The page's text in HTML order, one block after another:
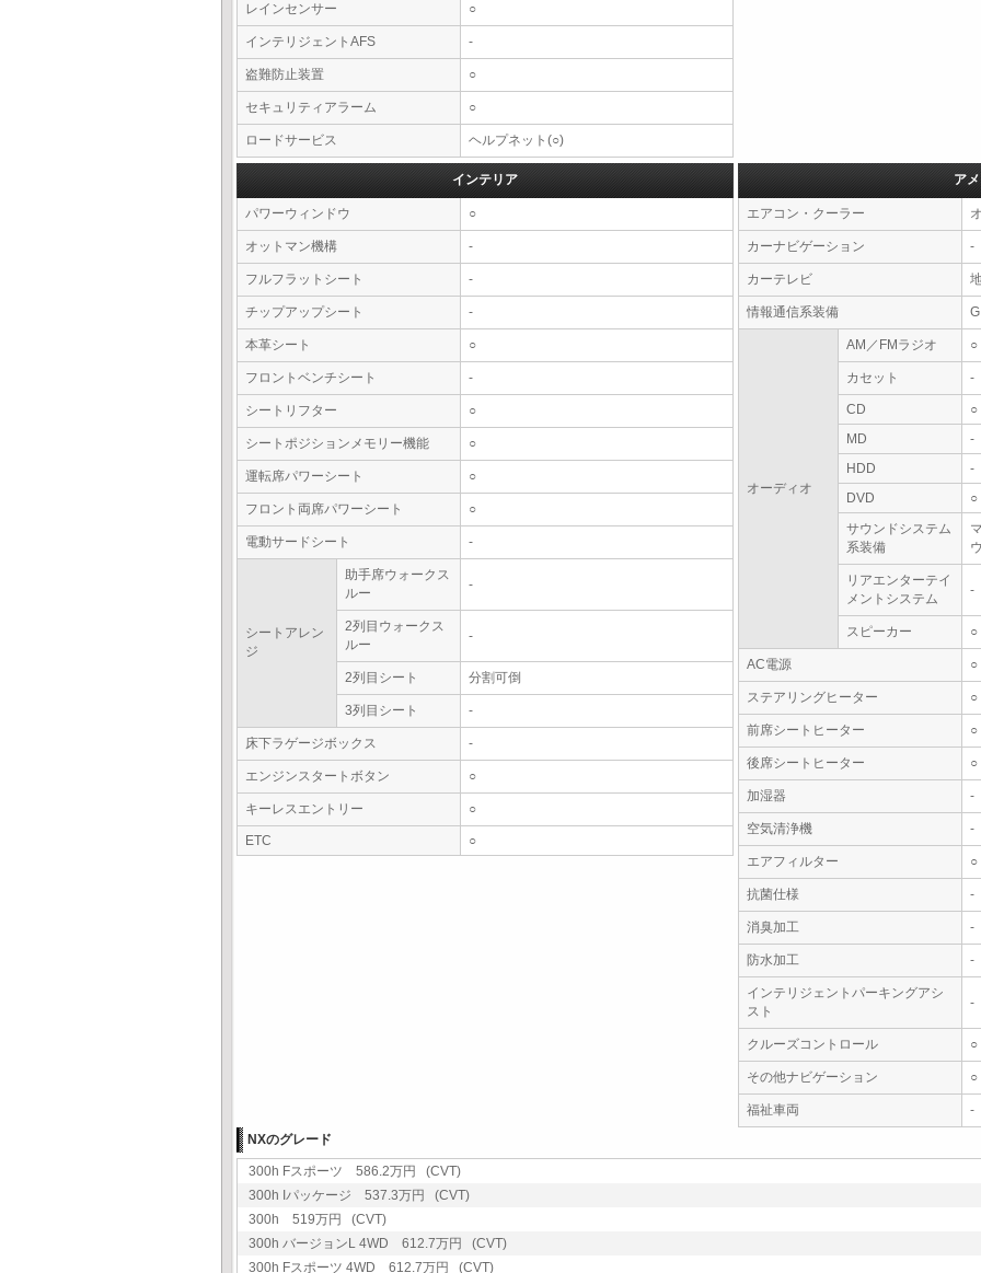
レインセンサー ○
インテリジェントAFS -
盗難防止装置 ○
セキュリティアラーム ○
ロードサービス ヘルプネット(○)
インテリア
パワーウィンドウ ○
オットマン機構 -
フルフラットシート -
チップアップシート -
本革シート ○
フロントベンチシート -
シートリフター ○
シートポジションメモリー機能 ○
運転席パワーシート ○
フロント両席パワーシート ○
電動サードシート -
シートアレン
ジ
助手席ウォークス
ルー
-
2列目ウォークス
ルー
-
2列目シート 分割可倒
3列目シート -
床下ラゲージボックス -
エンジンスタートボタン ○
キーレスエントリー ○
ETC ○
ア
エアコン・クーラー
カーナビゲーション -
カーテレビ
情報通信系装備
オーディオ
AM／FMラジオ ○
カセット -
CD
○
MD
-
HDD
-
DVD
○
サウンドシステム
系装備
リアエンターテイ
メントシステム
-
スピーカー ○
AC電源 ○
ステアリングヒーター ○
前席シートヒーター ○
後席シートヒーター ○
加湿器 -
空気清浄機 -
エアフィルター ○
抗菌仕様 -
消臭加工 -
防水加工 -
インテリジェントパーキングアシ
スト
-
クルーズコントロール ○
その他ナビゲーション ○
福祉車両
-
NXのグレード
300h Fスポーツ 586.2万円 (CVT)
300h Iパッケージ 537.3万円 (CVT)
300h 519万円 (CVT)
300h バージョンL 4WD 612.7万円 (CVT)
300h Fスポーツ 4WD 612.7万円 (CVT)